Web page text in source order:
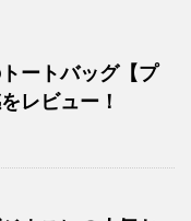
ートバッグ【プ
レビュー！